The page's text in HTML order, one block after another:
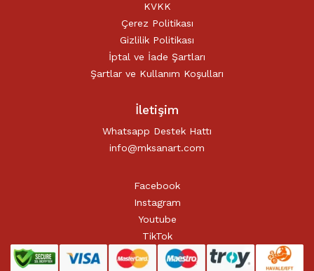
KVKK
Çerez Politikası
Gizlilik Politikası
İptal ve İade Şartları
Şartlar ve Kullanım Koşulları
İletişim
Whatsapp Destek Hattı
info@mksanart.com
Facebook
Instagram
Youtube
TikTok